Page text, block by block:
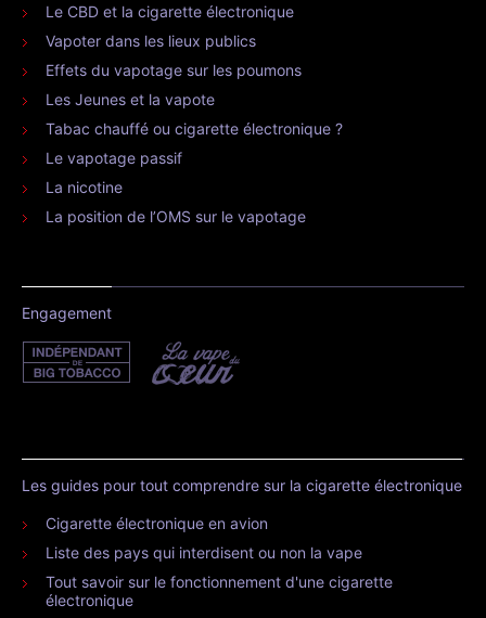
Le CBD et la cigarette électronique
Vapoter dans les lieux publics
Effets du vapotage sur les poumons
Les Jeunes et la vapote
Tabac chauffé ou cigarette électronique ?
Le vapotage passif
La nicotine
La position de l’OMS sur le vapotage
Engagement
Les guides pour tout comprendre sur la cigarette électronique
Cigarette électronique en avion
Liste des pays qui interdisent ou non la vape
Tout savoir sur le fonctionnement d'une cigarette
électronique